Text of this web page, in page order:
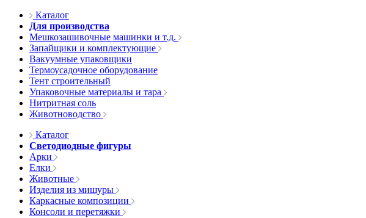
Каталог
Для производства
Мешкозашивочные машинки и т.д.
Запайщики и комплектующие
Вакуумные упаковщики
Термоусадочное оборудование
Тент строительный
Упаковочные материалы и тара
Нитритная соль
Животноводство
Каталог
Светодиодные фигуры
Арки
Елки
Животные
Изделия из мишуры
Каркасные композиции
Консоли и перетяжки